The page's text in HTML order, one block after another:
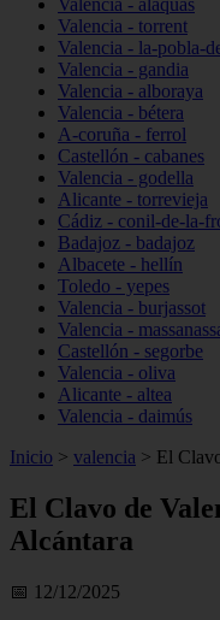
Valencia - alaquàs
Valencia - torrent
Valencia - la-pobla-
Valencia - gandia
Valencia - alboraya
Valencia - bétera
A-coruña - ferrol
Castellón - cabanes
Valencia - godella
Alicante - torrevieja
Cádiz - conil-de-la-
Badajoz - badajoz
Albacete - hellín
Toledo - yepes
Valencia - burjassot
Valencia -
Castellón - segorbe
Valencia - oliva
Alicante - altea
Valencia - daimús
Inicio > valencia > El
El Clavo de
Alcántara
📅 12/12/2025